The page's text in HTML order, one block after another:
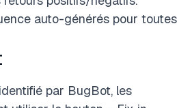
auto-générés pour toutes
par BugBot, les